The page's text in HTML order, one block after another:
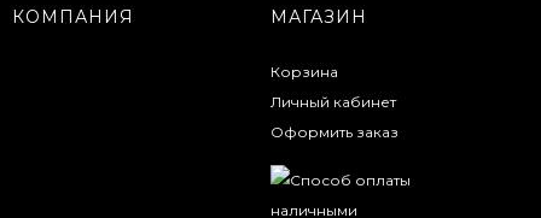
КОМПАНИЯ МАГАЗИН
Корзина
Личный кабинет
Оформить заказ